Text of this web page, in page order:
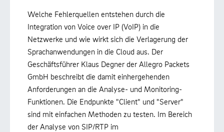
Welche Fehlerquellen entstehen durch die
Integration von Voice over IP (VoIP) in die
Netzwerke und wie wirkt sich die Verlagerung der
Sprachanwendungen in die Cloud aus. Der
Geschäftsführer Klaus Degner der Allegro Packets
GmbH beschreibt die damit einhergehenden
Anforderungen an die Analyse- und Monitoring-
Funktionen. Die Endpunkte "Client" und "Server"
sind mit einfachen Methoden zu testen. Im Bereich
der Analyse von SIP/RTP im